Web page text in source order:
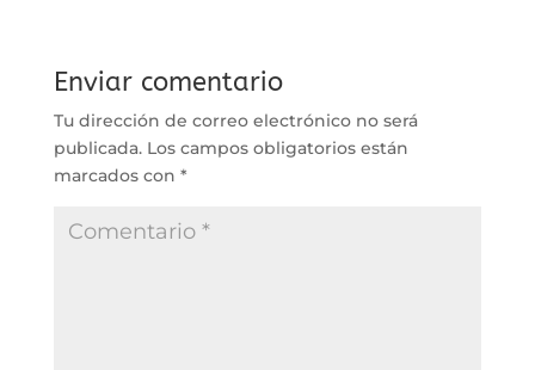
Enviar comentario
Tu dirección de correo electrónico no será
publicada. Los campos obligatorios están
marcados con *